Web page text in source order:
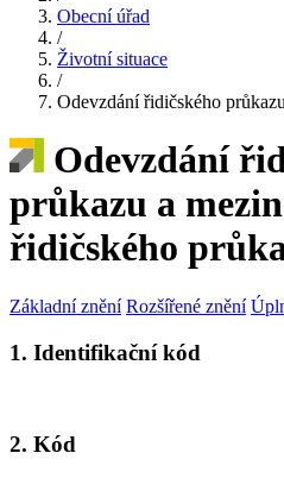
Obecní úřad
/
Životní situace
/
Odevzdání řidičského
Odevzdání
průkazu a
řidičského
Základní znění Rozšířené znění
1. Identifikační kód
2. Kód